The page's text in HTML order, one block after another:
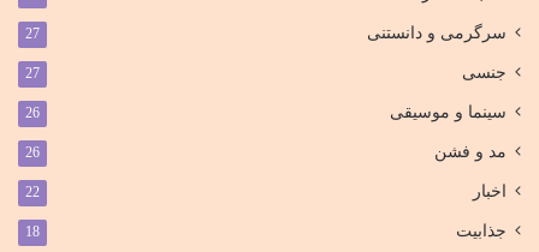
سرگرمی و دانستنی 27
جنسی 27
سینما و موسیقی 26
مد و فشن 26
اخبار 22
جذابیت 18